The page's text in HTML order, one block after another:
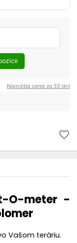
Najnižšia cena za 30 dní
favorite_border
O-meter -
Vašom teráriu.